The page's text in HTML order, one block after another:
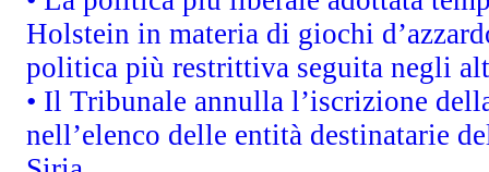
Holstein in materia di giochi
politica più restrittiva seguita negli
• Il Tribunale annulla l’iscrizione
nell’elenco delle entità destinatarie